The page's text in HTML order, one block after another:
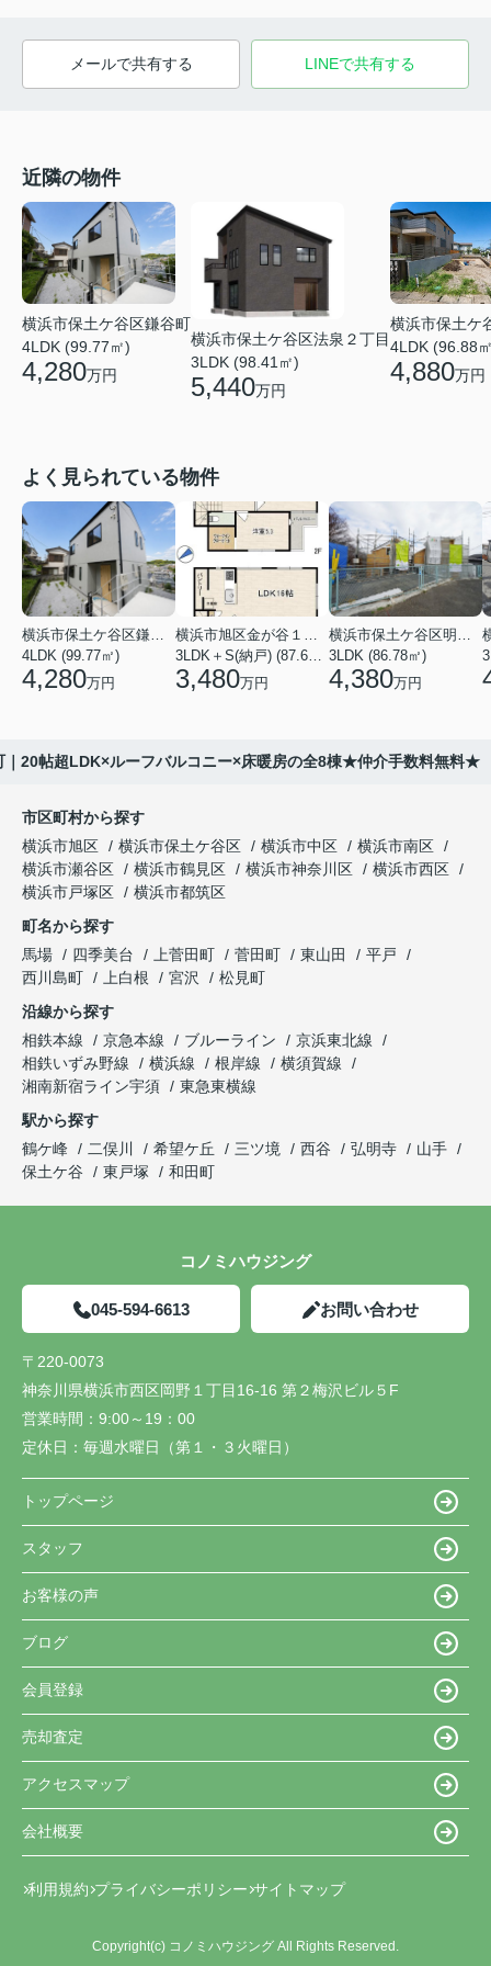
メールで共有する LINEで共有する
近隣の物件
横浜市保土ケ谷区鎌谷町
4LDK (99.77㎡)
4,280万円
横浜市保土ケ谷区法泉２丁目
3LDK (98.41㎡)
5,440万円
横浜市保土ケ
4LDK (96.88
4,880万円
よく見られている物件
4LDK (99.77㎡)
4,280万円 3,480万円
3LDK (86.78㎡)
4,380万円
｜20帖超LDK×ルーフバルコニー×床暖房の全8棟★仲介手数料無料★
市区町村から探す
横浜市旭区
横浜市保土ケ谷区 横浜市中区
横浜市南区
横浜市瀬谷区
横浜市鶴見区 横浜市神奈川区
横浜市西区
横浜市戸塚区
横浜市都筑区
町名から探す
馬場
四季美台 上菅田町 菅田町 東山田
平戸
西川島町
上白根 宮沢
松見町
沿線から探す
相鉄本線
京急本線 ブルーライン
京浜東北線
相鉄いずみ野線
横浜線 根岸線
横須賀線
湘南新宿ライン宇須
東急東横線
駅から探す
鶴ケ峰
二俣川 希望ケ丘 三ツ境 西谷 弘明寺
山手
保土ケ谷
東戸塚 和田町
コノミハウジング
045-594-6613 お問い合わせ
〒220-0073
神奈川県横浜市西区岡野１丁目16-16 第２梅沢ビル５F
営業時間： 9:00～19：00
定休日： 毎週水曜日（第１・３火曜日）
トップページ
スタッフ
お客様の声
ブログ
会員登録
売却査定
アクセスマップ
会社概要
利用規約 プライバシーポリシー サイトマップ
Copyright(c) コノミハウジング All Rights Reserved.